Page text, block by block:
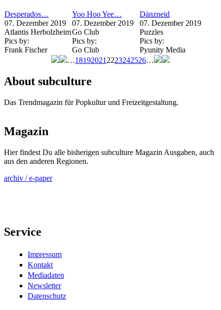
Desperados…
07. Dezember 2019
Atlantis Herbolzheim
Pics by:
Frank Fischer
Yoo Hoo Yee…
07. Dezember 2019
Go Club
Pics by:
Go Club
Dänzneid
07. Dezember 2019
Puzzles
Pics by:
Pyunity Media
…18192021 2223242526…
About subculture
Das Trendmagazin für Popkultur und Freizeitgestaltung.
Magazin
Hier findest Du alle bisherigen subculture Magazin Ausgaben, auch
aus den anderen Regionen.
archiv / e-paper
Service
Impressum
Kontakt
Mediadaten
Newsletter
Datenschutz